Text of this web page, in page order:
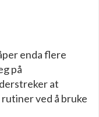
enda flere
på
at
ved å bruke